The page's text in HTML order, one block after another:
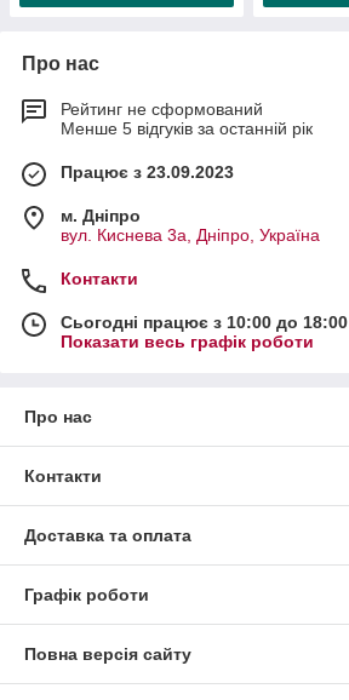
Про нас
Рейтинг не сформований
Менше 5 відгуків за останній рік
Працює з 23.09.2023
м. Дніпро
вул. Киснева 3а, Дніпро, Україна
Контакти
Сьогодні працює з 10:00 до 18:00
Показати весь графік роботи
Про нас
Контакти
Доставка та оплата
Графік роботи
Повна версія сайту